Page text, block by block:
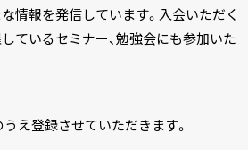
情報を発信しています。入会いただく
ているセミナー、勉強会にも参加いた
え登録させていただきます。